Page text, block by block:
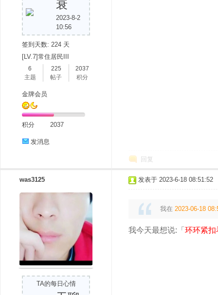
衰
2023-8-2
10:56
签到天数: 224 天
[LV.7]常住居民III
6
主题
225
帖子
2037
积分
金牌会员
积分 2037
发消息
回复
was3125
TA的每日心情
发表于 2023-6-18 08:51:52
我在 2023-06-18
我今天最想说:「 环环紧扣